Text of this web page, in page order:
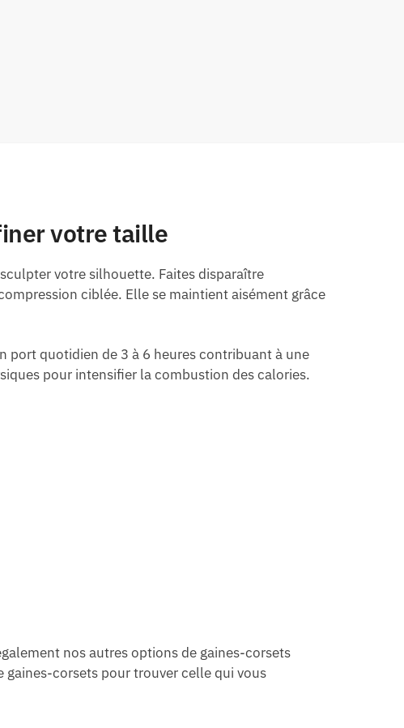
votre taille
votre silhouette. Faites disparaître
ciblée. Elle se maintient aisément grâce
port quotidien de 3 à 6 heures contribuant à une
pour intensifier la combustion des calories.
nos autres options de gaines-corsets
corsets pour trouver celle qui vous